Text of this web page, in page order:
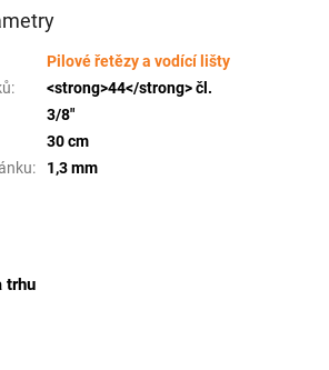
trhu
Pilové řetězy a vodící lišty
:
<strong>44</strong> čl.
3/8"
30 cm
: 1,3 mm